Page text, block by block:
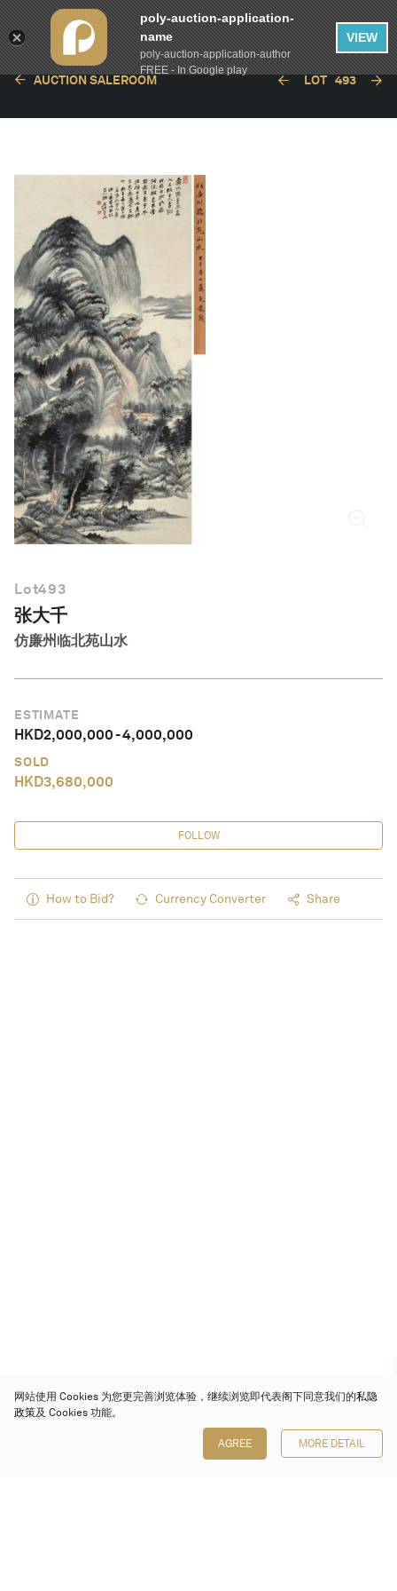
简体中文
AUCTION SALEROOM LOT 493
Lot493
张大千
仿廉州临北苑山水
ESTIMATE
HKD2,000,000-4,000,000
SOLD
HKD3,680,000
FOLLOW
How to Bid? Currency Converter Share
网站使用 Cookies 为您更完善浏览体验，继续浏览即代表阁下同意我们的私隐
政策及 Cookies 功能。
AGREE MORE DETAIL
poly-auction-application-
name
poly-auction-application-author
FREE - In Google play
VIEW